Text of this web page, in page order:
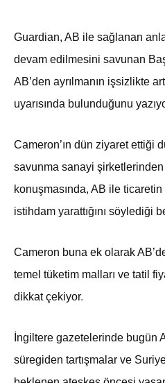
Guardian, AB ile sağlanan
devam edilmesini savunan
AB’den ayrılmanın işsizlikte
uyarısında bulunduğunu
Cameron’ın dün ziyaret ettiği
savunma sanayi
konuşmasında, AB ile
istihdam yarattığını söylediği
Cameron buna ek olarak
temel tüketim malları ve tatil
dikkat çekiyor.
İngiltere gazetelerinde bugün
süregiden tartışmalar ve